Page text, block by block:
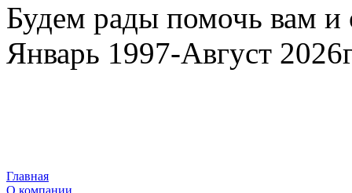
Будем рады помочь вам и
Январь 1997-Август
Главная
О компании